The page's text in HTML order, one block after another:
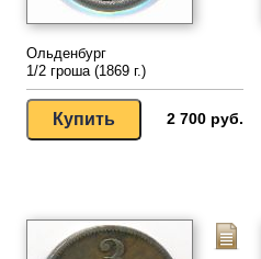
Ольденбург
1/2 гроша (1869 г.)
2 700 руб.